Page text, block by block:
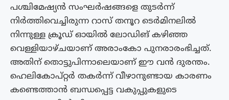
പശ്ചിമേഷ്യൻ സംഘർഷങ്ങളെ തുടർന്ന്
നിർത്തിവെച്ചിരുന്ന റാസ് തനൂറ ടെർമിനലിൽ
നിന്നുള്ള ക്രൂഡ് ഓയിൽ ലോഡിങ് കഴിഞ്ഞ
വെള്ളിയാഴ്‌ചയാണ് അരാംകോ പുനരാരംഭിച്ചത്.
അതിന് തൊട്ടുപിന്നാലെയാണ് ഈ വൻ ദുരന്തം.
ഹെലികോപ്റ്റർ തകർന്ന് വീഴാനുണ്ടായ കാരണം
കണ്ടെത്താൻ ബന്ധപ്പെട്ട വകുപ്പുകളുടെ